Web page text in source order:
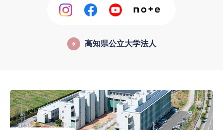
高知県公立大学法人